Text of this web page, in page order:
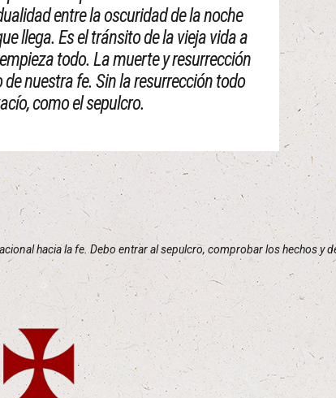
entre la oscuridad de la noche
llega. Es el tránsito de la vieja vida a
todo. La muerte y resurrección
nuestra fe. Sin la resurrección todo
como el sepulcro.
hacia la fe. Debo entrar al sepulcro, comprobar los hechos y